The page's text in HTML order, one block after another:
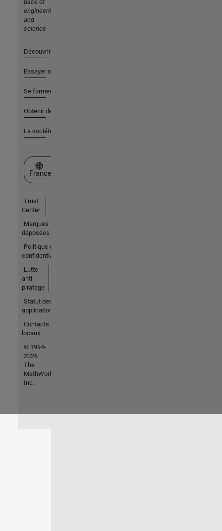
pace of
engineering
and
science
Découvrir les produits
Essayer ou acheter
Se former
Obtenir de l'aide
La société
Sélectionner un site web
France
Trust
Center
Marques
déposées
Politique de
confidentialité
Lutte
anti-
piratage
Statut des
applications
Contacts
locaux
© 1994-
2026
The
MathWorks,
Inc.